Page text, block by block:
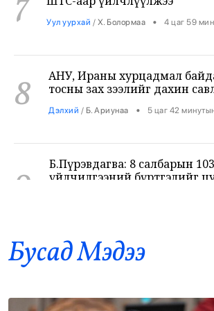
8
АНУ, Ираны хурцадмал
Дэлхий/Б. Ариунаа • 5 цаг 42
9
Б.Пүрэвдагва: 8 салбарын 103
Нийслэл Б. Ариунаа 5 цаг 51
10 Бодлого шийдвэр /Х. Болормаа
6 цаг 37 минутын өмнө
Бусад Mэдээ